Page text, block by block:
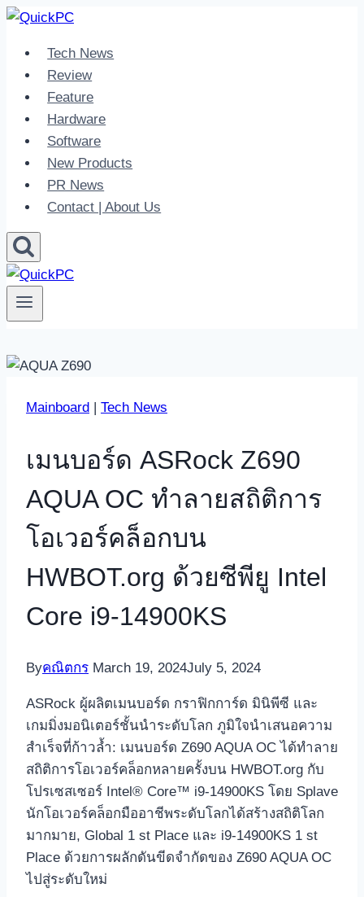
Skip
contentTech News
Review
Feature
Hardware
Software
New Products
PR News
Contact | About Us
Mainboard | Tech News
เมนบอร์ด ASRock Z690
AQUA OC ทำลายสถิติการ
โอเวอร์คล็อกบน
HWBOT.org ด้วยซีพียู Intel
Core i9-14900KS
Byคณิตกร March 19, 2024July 5, 2024
ASRock ผู้ผลิตเมนบอร์ด กราฟิกการ์ด มินิพีซี และ
เกมมิ่งมอนิเตอร์ชั้นนำระดับโลก ภูมิใจนำเสนอความ
สำเร็จที่ก้าวล้ำ: เมนบอร์ด Z690 AQUA OC ได้ทำลาย
สถิติการโอเวอร์คล็อกหลายครั้งบน HWBOT.org กับ
โปรเซสเซอร์ Intel® Core™ i9-14900KS โดย Splave
นักโอเวอร์คล็อกมืออาชีพระดับโลกได้สร้างสถิติโลก
มากมาย, Global 1 st Place และ i9-14900KS 1 st
Place ด้วยการผลักดันขีดจำกัดของ Z690 AQUA OC
ไปสู่ระดับใหม่